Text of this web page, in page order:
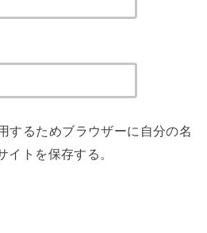
するためブラウザーに自分の名
イトを保存する。